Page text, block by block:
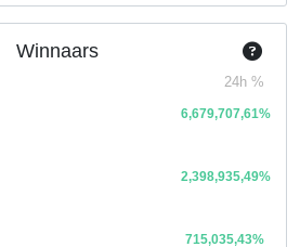
Winnaars
24h %
6,679,707,61%
2,398,935,49%
715,035,43%